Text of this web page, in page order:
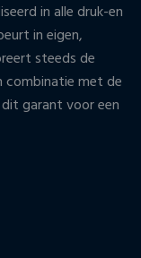
in alle druk-en
in eigen,
steeds de
combinatie met de
garant voor een